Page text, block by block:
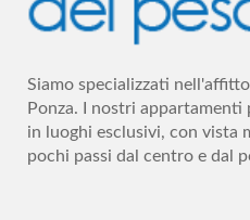
Siamo specializzati
Ponza. I nostri appartamenti
in luoghi esclusivi, con vista
pochi passi dal centro e dal